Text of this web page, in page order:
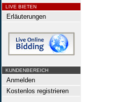
LIVE BIETEN
Erläuterungen
KUNDENBEREICH
Anmelden
Kostenlos registrieren